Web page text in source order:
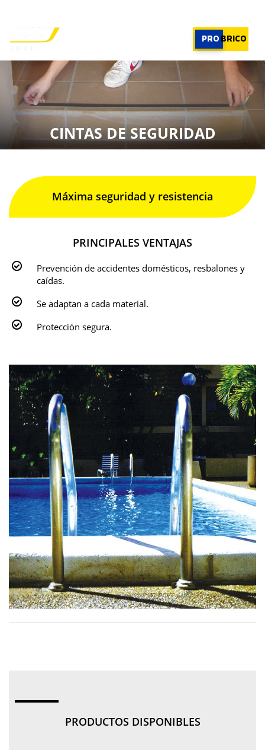
PRO BRICO
×
PRODUCTOS
RECOMENDADOR
APLICACIONES
CALCULADORA
SOBRE CEYS
SUSCRIBIRME
CINTAS DE SEGURIDAD
Máxima seguridad y resistencia
PRINCIPALES VENTAJAS
Prevención de accidentes domésticos, resbalones y
caídas.
Se adaptan a cada material.
Protección segura.
PRODUCTOS DISPONIBLES